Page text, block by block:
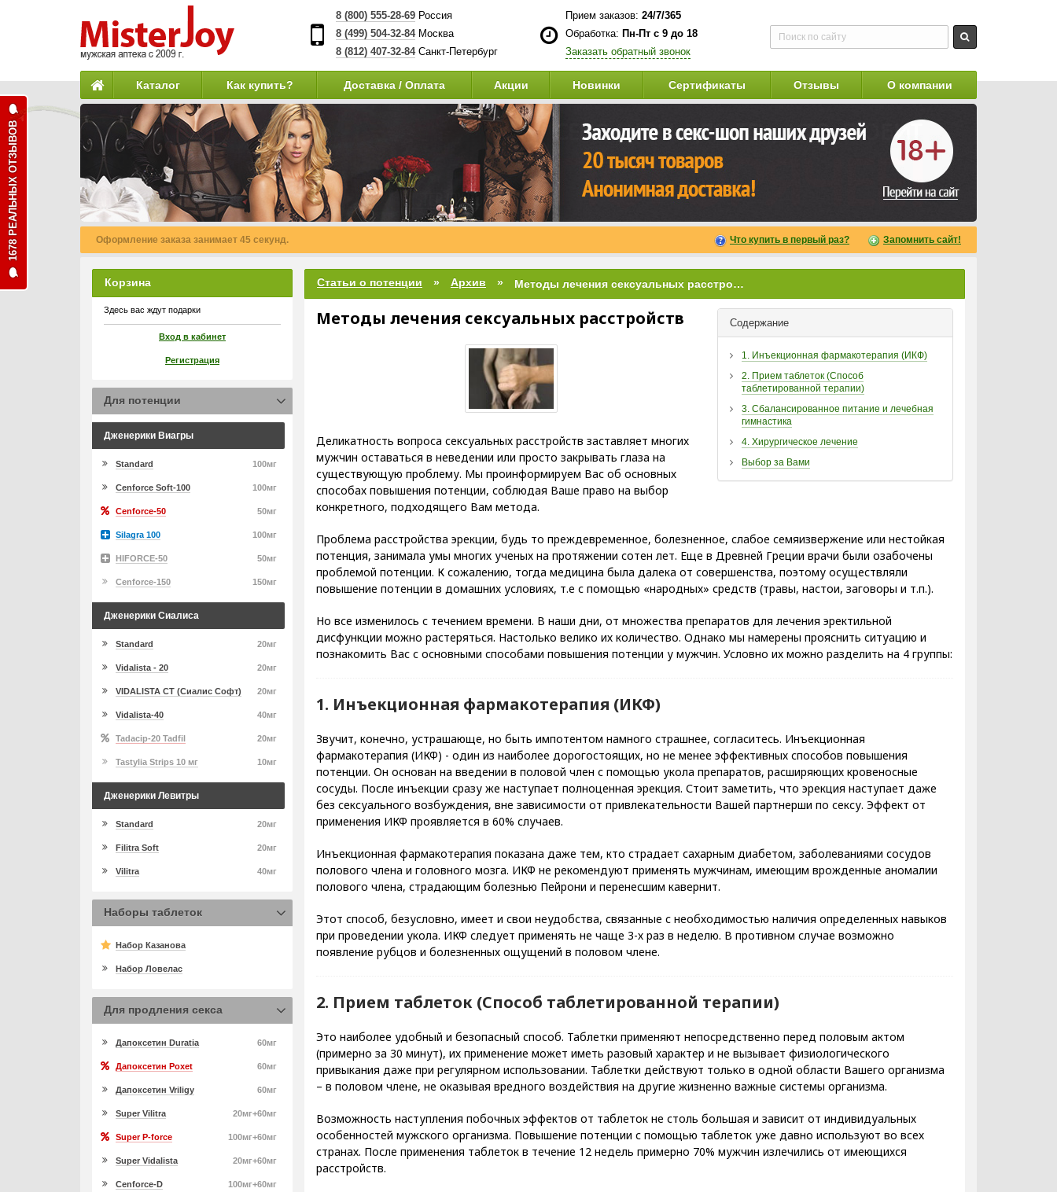
8 (800) 555-28-69Россия
8 (499) 504-32-84Москва
8 (812) 407-32-84 Санкт-Петербург
Прием заказов: 24/7/365
Обработка: Пн-Пт с 9 до 18
Заказать обратный звонок
Каталог Как купить? Доставка / Оплата Акции Новинки Сертификаты Отзывы О компании
Наши курьеры доставят Ваш заказ даже в выходной день. Что купить в первый раз? Запомнить сайт!
Статьи о потенции Архив Методы лечения сексуальных расстройств
Содержание
1. Инъекционная фармакотерапия (ИКФ)
2. Прием таблеток (Способ
таблетированной терапии)
3. Сбалансированное питание и лечебная
гимнастика
4. Хирургическое лечение
Выбор за Вами
Методы лечения сексуальных расстройств
Деликатность вопроса сексуальных расстройств заставляет многих
мужчин оставаться в неведении или просто закрывать глаза на
существующую проблему. Мы проинформируем Вас об основных
способах повышения потенции, соблюдая Ваше право на выбор
конкретного, подходящего Вам метода.
Проблема расстройства эрекции, будь то преждевременное, болезненное, слабое семяизвержение или нестойкая
потенция, занимала умы многих ученых на протяжении сотен лет. Еще в Древней Греции врачи были озабочены
проблемой потенции. К сожалению, тогда медицина была далека от совершенства, поэтому осуществляли
повышение потенции в домашних условиях, т.е с помощью «народных» средств (травы, настои, заговоры и т.п.).
Но все изменилось с течением времени. В наши дни, от множества препаратов для лечения эректильной
дисфункции можно растеряться. Настолько велико их количество. Однако мы намерены прояснить ситуацию и
познакомить Вас с основными способами повышения потенции у мужчин. Условно их можно разделить на 4 группы:
1. Инъекционная фармакотерапия (ИКФ)
Звучит, конечно, устрашающе, но быть импотентом намного страшнее, согласитесь. Инъекционная
фармакотерапия (ИКФ) - один из наиболее дорогостоящих, но не менее эффективных способов повышения
потенции. Он основан на введении в половой член с помощью укола препаратов, расширяющих кровеносные
сосуды. После инъекции сразу же наступает полноценная эрекция. Стоит заметить, что эрекция наступает даже
без сексуального возбуждения, вне зависимости от привлекательности Вашей партнерши по сексу. Эффект от
применения ИКФ проявляется в 60% случаев.
Инъекционная фармакотерапия показана даже тем, кто страдает сахарным диабетом, заболеваниями сосудов
полового члена и головного мозга. ИКФ не рекомендуют применять мужчинам, имеющим врожденные аномалии
полового члена, страдающим болезнью Пейрони и перенесшим кавернит.
Этот способ, безусловно, имеет и свои неудобства, связанные с необходимостью наличия определенных навыков
при проведении укола. ИКФ следует применять не чаще 3-х раз в неделю. В противном случае возможно
появление рубцов и болезненных ощущений в половом члене.
2. Прием таблеток (Способ таблетированной терапии)
Это наиболее удобный и безопасный способ. Таблетки применяют непосредственно перед половым актом
(примерно за 30 минут), их применение может иметь разовый характер и не вызывает физиологического
привыкания даже при регулярном использовании. Таблетки действуют только в одной области Вашего организма
– в половом члене, не оказывая вредного воздействия на другие жизненно важные системы организма.
Возможность наступления побочных эффектов от таблеток не столь большая и зависит от индивидуальных
особенностей мужского организма. Повышение потенции с помощью таблеток уже давно используют во всех
странах. После применения таблеток в течение 12 недель примерно 70% мужчин излечились от имеющихся
расстройств.
Корзина
Здесь вас ждут подарки
Вход в кабинет
Регистрация
Для потенции
Дженерики Виагры
100мг
Standard
100мг
Cenforce Soft-100
50мг
Cenforce-50
100мг
Silagra 100
50мг
HIFORCE-50
150мг
Cenforce-150
Дженерики Сиалиса
20мг
Standard
20мг
Vidalista - 20
20мг
VIDALISTA CT (Сиалис Софт)
40мг
Vidalista-40
20мг
Tadacip-20 Tadfil
10мг
Tastylia Strips 10 мг
Дженерики Левитры
20мг
Standard
20мг
Filitra Soft
40мг
Vilitra
Наборы таблеток
Набор Казанова
Набор Ловелас
Для продления секса
60мг
Дапоксетин Duratia
60мг
Дапоксетин Poxet
60мг
Дапоксетин Vriligy
20мг+60мг
Super Vilitra
100мг+60мг
Super P-force
20мг+60мг
Super Vidalista
100мг+60мг
Cenforce-D
1678 РЕАЛЬНЫХ ОТЗЫВОВ